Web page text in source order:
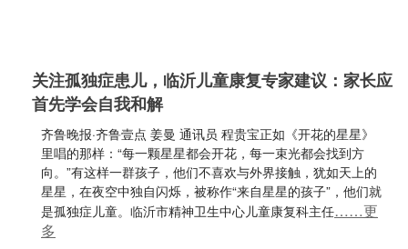
关注孤独症患儿，临沂儿童康复专家建议：家长应
首先学会自我和解
齐鲁晚报·齐鲁壹点 姜曼 通讯员 程贵宝正如《开花的星星》
里唱的那样：“每一颗星星都会开花，每一束光都会找到方
向。”有这样一群孩子，他们不喜欢与外界接触，犹如天上的
星星，在夜空中独自闪烁，被称作“来自星星的孩子”，他们就
是孤独症儿童。临沂市精神卫生中心儿童康复科主任……更
多